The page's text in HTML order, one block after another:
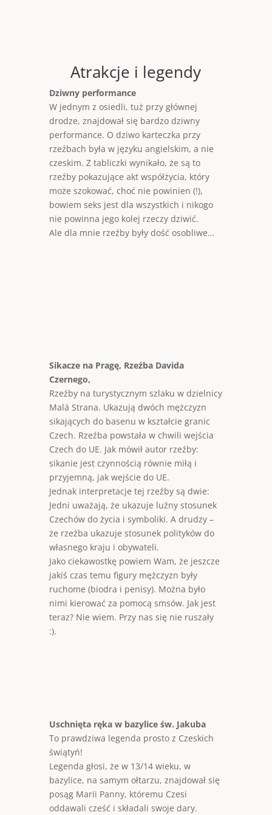
Atrakcje i legendy
Dziwny performance
W jednym z osiedli, tuż przy głównej
drodze, znajdował się bardzo dziwny
performance. O dziwo karteczka przy
rzeźbach była w języku angielskim, a nie
czeskim. Z tabliczki wynikało, że są to
rzeźby pokazujące akt współżycia, który
może szokować, choć nie powinien (!),
bowiem seks jest dla wszystkich i nikogo
nie powinna jego kolej rzeczy dziwić.
Ale dla mnie rzeźby były dość osobliwe…
Sikacze na Pragę, Rzeźba Davida
Czernego,
Rzeźby na turystycznym szlaku w dzielnicy
Malá Strana. Ukazują dwóch mężczyzn
sikających do basenu w kształcie granic
Czech. Rzeźba powstała w chwili wejścia
Czech do UE. Jak mówił autor rzeźby:
sikanie jest czynnością równie miłą i
przyjemną, jak wejście do UE.
Jednak interpretacje tej rzeźby są dwie:
Jedni uważają, że ukazuje luźny stosunek
Czechów do życia i symboliki. A drudzy –
że rzeźba ukazuje stosunek polityków do
własnego kraju i obywateli.
Jako ciekawostkę powiem Wam, że jeszcze
jakiś czas temu figury mężczyzn były
ruchome (biodra i penisy). Można było
nimi kierować za pomocą smsów. Jak jest
teraz? Nie wiem. Przy nas się nie ruszały
:).
Uschnięta ręka w bazylice św. Jakuba
To prawdziwa legenda prosto z Czeskich
świątyń!
Legenda głosi, że w 13/14 wieku, w
bazylice, na samym ołtarzu, znajdował się
posąg Marii Panny, któremu Czesi
oddawali cześć i składali swoje dary.